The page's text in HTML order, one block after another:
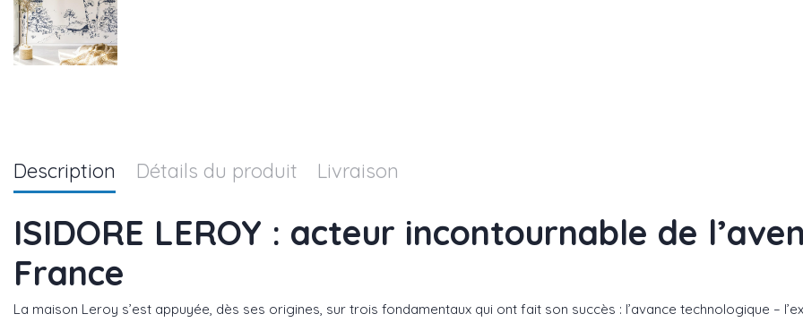
Description Détails du produit Livraison
ISIDORE LEROY : acteur incontournable de
France
La maison Leroy s’est appuyée, dès ses origines, sur trois fondamentaux qui ont fait son succès : l’avance technologique –